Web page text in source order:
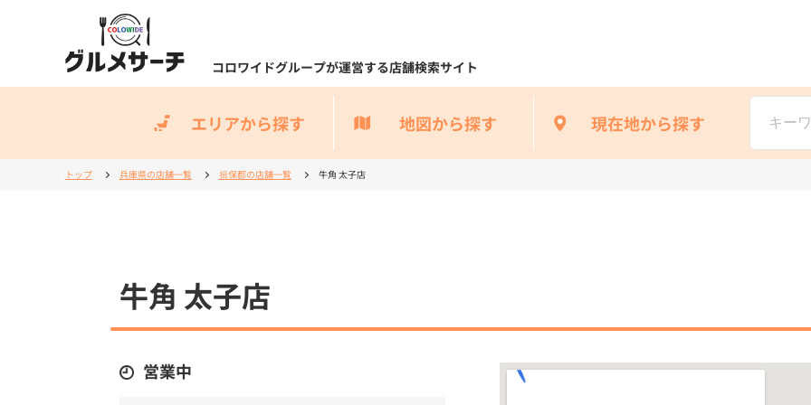
コロワイドグループが運営する店舗検索サイト
エリアから探す 地図から探す 現在地から探す
トップ 兵庫県の店舗一覧 揖保郡の店舗一覧 牛角 太子店
牛角 太子店
営業中